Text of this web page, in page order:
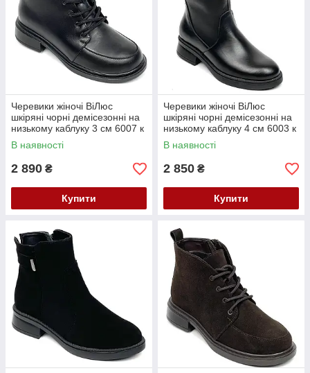
Черевики жіночі ВіЛюс
шкіряні чорні демісезонні на
низькому каблуку 3 см 6007 к
36 Чорні
В наявності
2 890 ₴
Купити
Черевики жіночі ВіЛюс
шкіряні чорні демісезонні на
низькому каблуку 4 см 6003 к
36 Чорні
В наявності
2 850 ₴
Купити